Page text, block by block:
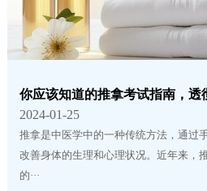
你应该知道的推拿考试指南，透
2024-01-25
推拿是中医学中的一种传统方法，通过
改善身体的生理和心理状况。近年来，
的···